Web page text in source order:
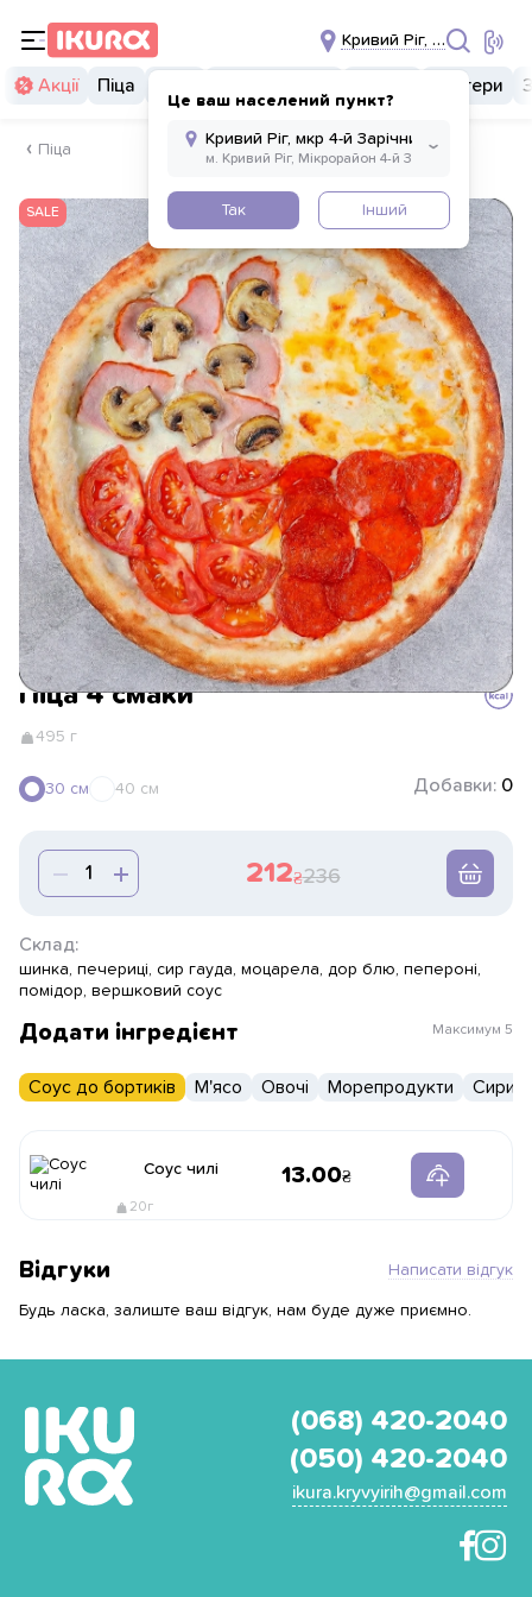
Кривий Ріг, мкр 4-й
Це ваш населений пункт?
Так Інший
Акції Піца Бургери
Піца
SALE
Піца 4 смаки
495 г
30 см 40 см Добавки: 0
212 236
Склад:
шинка, печериці, сир гауда, моцарела, дор блю, пепероні,
помідор, вершковий соус
Додати інгредієнт Максимум 5
Соус до бортиків М'ясо Овочі Морепродукти Сири
Соус чилі
20г
13.00
Відгуки Написати відгук
Будь ласка, залиште ваш відгук, нам буде дуже приємно.
(068) 420-2040
(050) 420-2040
ikura.kryvyirih@gmail.com